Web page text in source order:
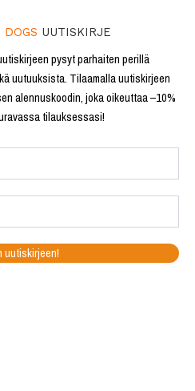
DOGS UUTISKIRJE
pysyt parhaiten perillä
uutuuksista. Tilaamalla uutiskirjeen
alennuskoodin, joka oikeuttaa –10%
tilauksessasi!